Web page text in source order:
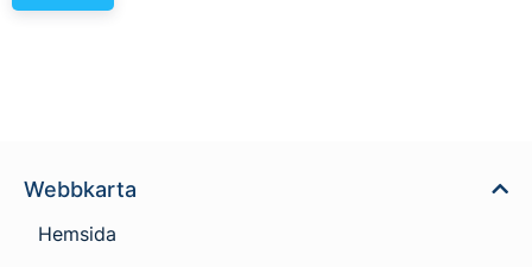
Webbkarta
Hemsida